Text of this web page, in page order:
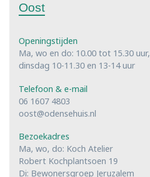
Oost
Openingstijden
Ma, wo en do: 10.00 tot 15.30 uur,
dinsdag 10-11.30 en 13-14 uur
Telefoon & e-mail
06 1607 4803
oost@odensehuis.nl
Bezoekadres
Ma, wo, do: Koch Atelier
Robert Kochplantsoen 19
Di: Bewonersgroep Jeruzalem